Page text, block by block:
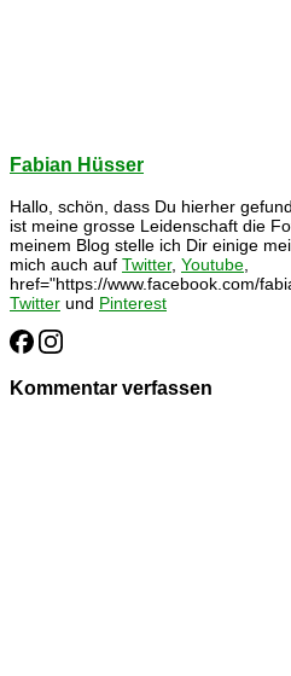
Fabian Hüsser
Hallo, schön, dass Du hierher
ist meine grosse Leidenschaft die
meinem Blog stelle ich Dir einige
mich auch auf Twitter, Youtube
href="https://www.facebook.com/
Twitter und Pinterest
Kommentar verfassen